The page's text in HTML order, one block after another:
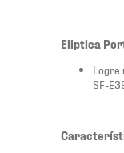
Eliptica
Logre
SF-